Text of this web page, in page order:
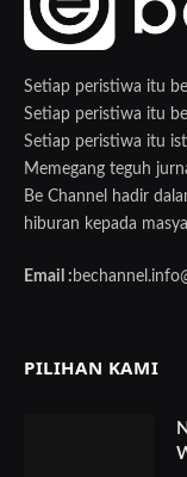
Setiap peristiwa itu
Setiap peristiwa itu
Setiap peristiwa itu
Memegang teguh
Be Channel hadir
hiburan kepada
Email :
PILIHAN KAMI